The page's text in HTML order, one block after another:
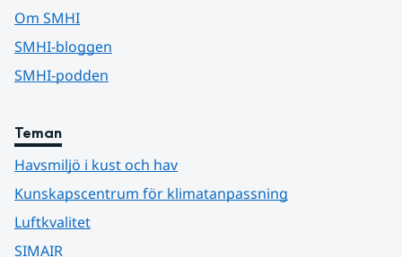
Om SMHI
SMHI-bloggen
SMHI-podden
Teman
Havsmiljö i kust och hav
Kunskapscentrum för klimatanpassning
Luftkvalitet
SIMAIR